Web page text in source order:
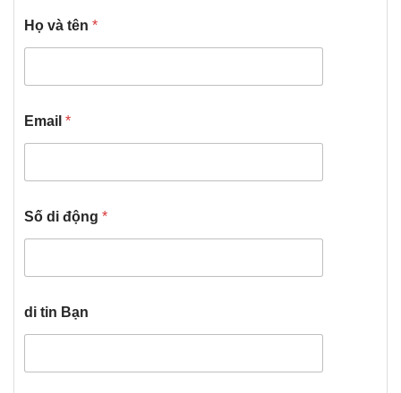
Họ và tên *
Email *
Số di động *
di tin Bạn